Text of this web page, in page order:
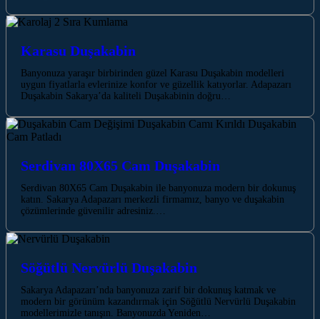
Karasu Duşakabin
Banyonuza yaraşır birbirinden güzel Karasu Duşakabin modelleri
uygun fiyatlarla evlerinize konfor ve güzellik katıyorlar. Adapazarı
Duşakabin Sakarya’da kaliteli Duşakabinin doğru…
Serdivan 80X65 Cam Duşakabin
Serdivan 80X65 Cam Duşakabin ile banyonuza modern bir dokunuş
katın. Sakarya Adapazarı merkezli firmamız, banyo ve duşakabin
çözümlerinde güvenilir adresiniz.…
Söğütlü Nervürlü Duşakabin
Sakarya Adapazarı’nda banyonuza zarif bir dokunuş katmak ve
modern bir görünüm kazandırmak için Söğütlü Nervürlü Duşakabin
modellerimizle tanışın. Banyonuzda Yeniden…